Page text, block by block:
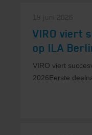
VIRO viert
op ILA
VIRO viert
2026Eerste